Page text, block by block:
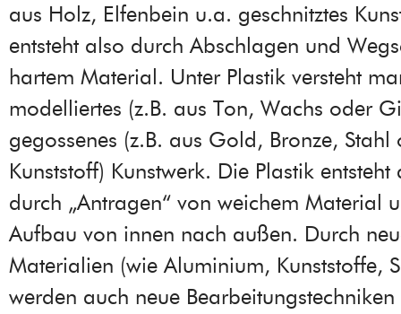
aus Holz, Elfenbein u.a. geschnitztes
entsteht also durch Abschlagen und
hartem Material. Unter Plastik versteht
modelliertes (z.B. aus Ton, Wachs oder
gegossenes (z.B. aus Gold, Bronze, Stahl
Kunststoff) Kunstwerk. Die Plastik entsteht
durch „Antragen“ von weichem Material
Aufbau von innen nach außen. Durch
Materialien (wie Aluminium, Kunststoffe,
werden auch neue Bearbeitungstechniken